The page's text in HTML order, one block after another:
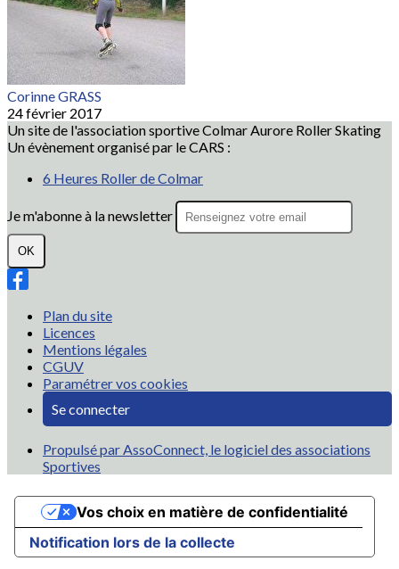
Corinne GRASS
24 février 2017
Un site de l'association sportive Colmar Aurore Roller Skating
Un évènement organisé par le CARS :
6 Heures Roller de Colmar
Je m'abonne à la newsletter
OK
Plan du site
Licences
Mentions légales
CGUV
Paramétrer vos cookies
Se connecter
Propulsé par AssoConnect, le logiciel des associations
Sportives
Notification lors de la collecte
Vos choix en matière de confidentialité